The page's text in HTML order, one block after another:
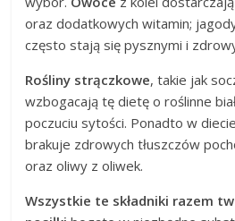
oraz dodatkowych witamin;
często stają się pysznymi i
Rośliny strączkowe, takie jak
wzbogacają tę dietę o roślinne
poczuciu sytości. Ponadto w
brakuje zdrowych tłuszczów
oraz oliwy z oliwek.
Wszystkie te składniki razem